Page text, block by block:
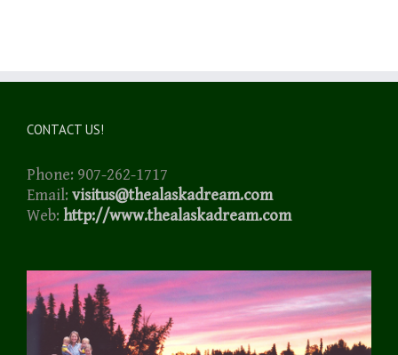
CONTACT US!
Phone: 907-262-1717
Email: visitus@thealaskadream.com
Web: http://www.thealaskadream.com